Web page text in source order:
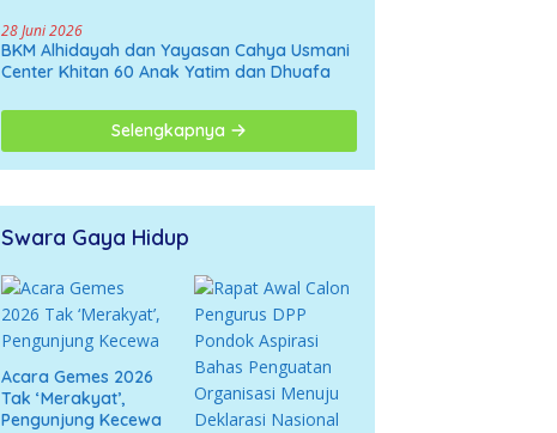
28 Juni 2026
BKM Alhidayah dan Yayasan Cahya Usmani
Center Khitan 60 Anak Yatim dan Dhuafa
Selengkapnya
Swara Gaya Hidup
Acara Gemes 2026
Tak ‘Merakyat’,
Pengunjung Kecewa